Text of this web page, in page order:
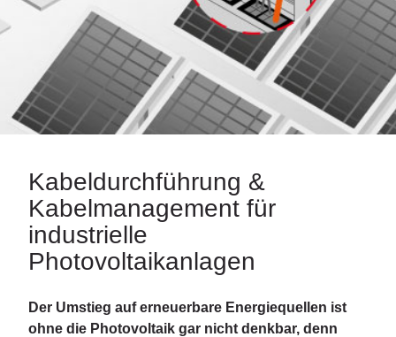
Kabeldurchführung &
Kabelmanagement für
industrielle
Photovoltaikanlagen
Der Umstieg auf erneuerbare Energiequellen ist
ohne die Photovoltaik gar nicht denkbar, denn